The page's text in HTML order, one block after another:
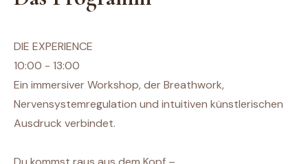
DIE EXPERIENCE
10:00 - 13:00
Ein immersiver Workshop, der Breathwork,
Nervensystemregulation und intuitiven künstlerischen
Ausdruck verbindet.